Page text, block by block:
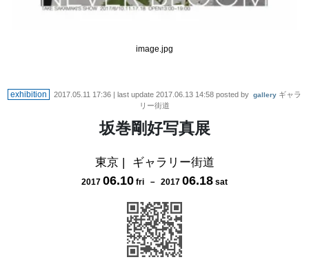
image.jpg
exhibition 2017.05.11 17:36 | last update 2017.06.13 14:58 posted by gallery ギャラ
リー街道
坂巻剛好写真展
東京| ギャラリー街道
2017 06.10 fri － 2017 06.18 sat